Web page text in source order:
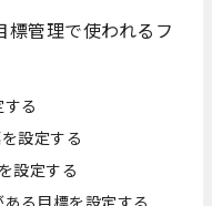
標管理で使われるフ
る
設定する
設定する
る目標を設定する